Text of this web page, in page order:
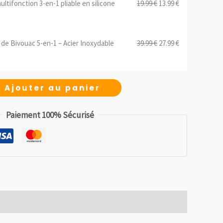
était : est :
3-en-1 pliable en silicone 19.99€ Le
était :
13.99€Le
est :
Bivouac 5-en-1 – Acier Inoxydable 39.99€ Le
27.99€Le
Ajouter au panier
Paiement 100% Sécurisé